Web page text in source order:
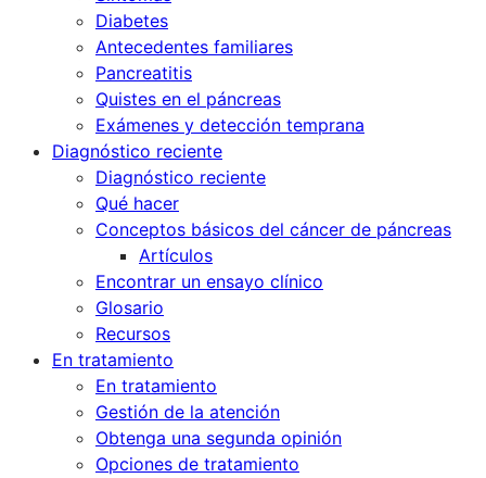
Diabetes
Antecedentes familiares
Pancreatitis
Quistes en el páncreas
Exámenes y detección temprana
Diagnóstico reciente
Diagnóstico reciente
Qué hacer
Conceptos básicos del cáncer de páncreas
Artículos
Encontrar un ensayo clínico
Glosario
Recursos
En tratamiento
En tratamiento
Gestión de la atención
Obtenga una segunda opinión
Opciones de tratamiento